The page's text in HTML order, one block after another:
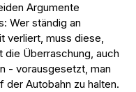
Argumente
Wer ständig an
verliert, muss diese,
die Überraschung, auch
- vorausgesetzt, man
der Autobahn zu halten.